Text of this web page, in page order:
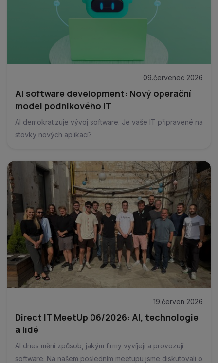
09.červenec 2026
AI software development: Nový operační
model podnikového IT
AI demokratizuje vývoj software. Je vaše IT připravené na
stovky nových aplikací?
19.červen 2026
Direct IT MeetUp 06/2026: AI, technologie
a lidé
AI dnes mění způsob, jakým firmy vyvíjejí a provozují
software. Na našem posledním meetupu jsme diskutovali o